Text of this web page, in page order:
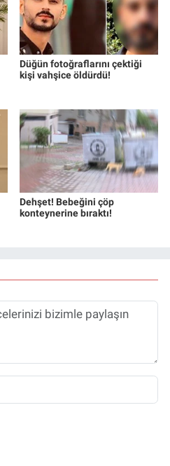
Düğün fotoğraflarını çektiği
kişi vahşice öldürdü!
Dehşet! Bebeğini çöp
konteynerine bıraktı!